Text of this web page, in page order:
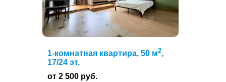
1-комнатная квартира, 50 м2,
17/24 эт.
от 2 500 руб.